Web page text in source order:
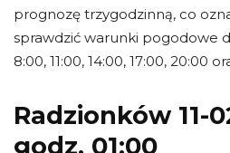
prognozę trzygodzinną, co
sprawdzić warunki pogodowe
8:00, 11:00, 14:00, 17:00, 20:00
Radzionków 11-
godz. 01:00